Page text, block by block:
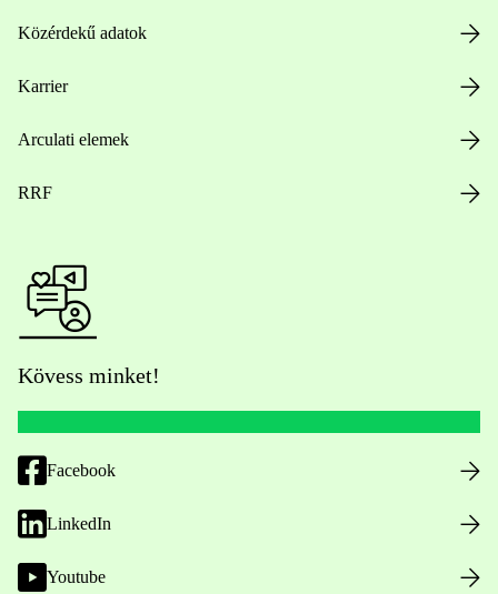
Közérdekű adatok
Karrier
Arculati elemek
RRF
Kövess minket!
Facebook
LinkedIn
Youtube